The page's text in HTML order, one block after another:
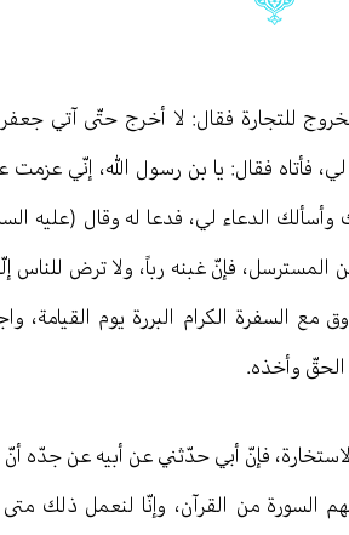
للتجارة فقال: لا أخرج حتّى آتي
فأتاه فقال: يا بن رسول الله، إنّي عزمت
الدعاء لي، فدعا له وقال (عليه
المسترسل، فإنّ غبنه رباً، ولا ترض للناس
السفرة الكرام البررة يوم القيامة،
الحقّ وأخذه.
فإنّ أبي حدّثني عن أبيه عن جدّه
السورة من القرآن، وإنّا لنعمل ذلك متى